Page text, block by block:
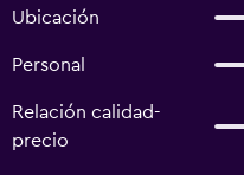
Ubicación
Personal
Relación calidad-
precio